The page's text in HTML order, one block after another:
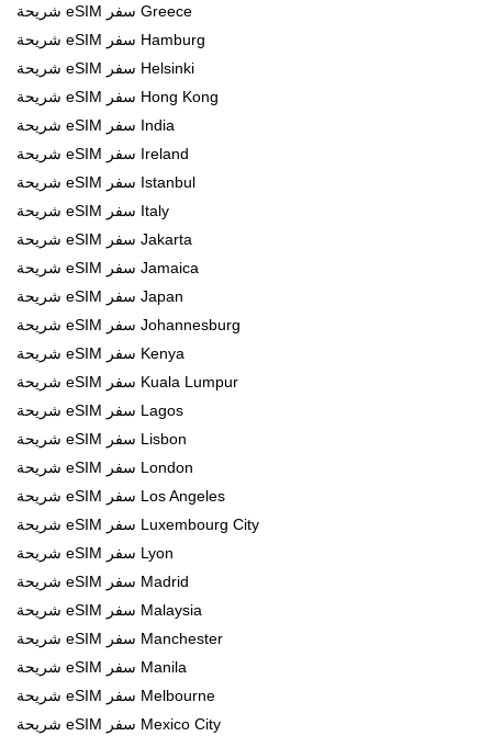
شريحة eSIM سفر Greece
شريحة eSIM سفر Hamburg
شريحة eSIM سفر Helsinki
شريحة eSIM سفر Hong Kong
شريحة eSIM سفر India
شريحة eSIM سفر Ireland
شريحة eSIM سفر Istanbul
شريحة eSIM سفر Italy
شريحة eSIM سفر Jakarta
شريحة eSIM سفر Jamaica
شريحة eSIM سفر Japan
شريحة eSIM سفر Johannesburg
شريحة eSIM سفر Kenya
شريحة eSIM سفر Kuala Lumpur
شريحة eSIM سفر Lagos
شريحة eSIM سفر Lisbon
شريحة eSIM سفر London
شريحة eSIM سفر Los Angeles
شريحة eSIM سفر Luxembourg City
شريحة eSIM سفر Lyon
شريحة eSIM سفر Madrid
شريحة eSIM سفر Malaysia
شريحة eSIM سفر Manchester
شريحة eSIM سفر Manila
شريحة eSIM سفر Melbourne
شريحة eSIM سفر Mexico City